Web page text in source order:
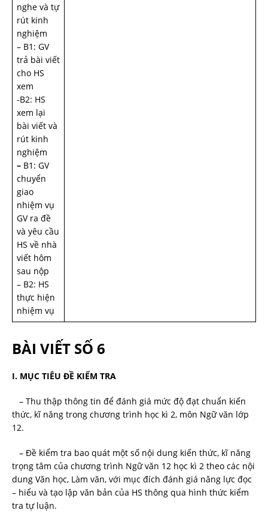
nghe và tự
rút kinh
nghiệm
– B1: GV
trả bài viết
cho HS
xem
-B2: HS
xem lại
bài viết và
rút kinh
nghiệm
– B1: GV
chuyển
giao
nhiệm vụ
GV ra đề
và yêu cầu
HS về nhà
viết hôm
sau nộp
– B2: HS
thực hiện
nhiệm vụ
BÀI VIẾT SỐ 6
I. MỤC TIÊU ĐỀ KIỂM TRA
– Thu thập thông tin để đánh giá mức độ đạt chuẩn kiến
thức, kĩ năng trong chương trình học kì 2, môn Ngữ văn lớp
12.
– Đề kiểm tra bao quát một số nội dung kiến thức, kĩ năng
trọng tâm của chương trình Ngữ văn 12 học kì 2 theo các nội
dung Văn học, Làm văn, với mục đích đánh giá năng lực đọc
– hiểu và tạo lập văn bản của HS thông qua hình thức kiểm
tra tự luận.